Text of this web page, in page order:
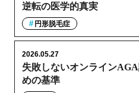
逆転の医学的真実
円形脱毛症
失敗しないオンライン
めの基準
2026.05.27